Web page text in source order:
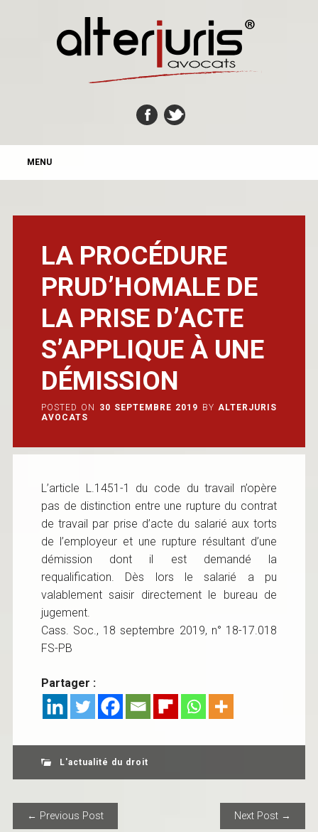
MAIN MENU
MENU
LA PROCÉDURE
PRUD’HOMALE DE
LA PRISE D’ACTE
S’APPLIQUE À UNE
DÉMISSION
POSTED ON 30 SEPTEMBRE 2019 BY ALTERJURIS
AVOCATS
L’article L.1451-1 du code du travail n’opère
pas de distinction entre une rupture du contrat
de travail par prise d’acte du salarié aux torts
de l’employeur et une rupture résultant d’une
démission dont il est demandé la
requalification. Dès lors le salarié a pu
valablement saisir directement le bureau de
jugement.
Cass. Soc., 18 septembre 2019, n° 18-17.018
FS-PB
Partager :
L'actualité du droit
POST NAVIGATION
← Previous Post Next Post →